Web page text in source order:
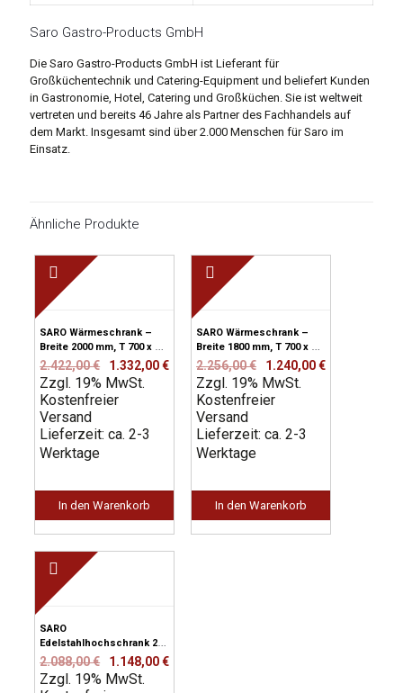
Saro Gastro-Products GmbH
Die Saro Gastro-Products GmbH ist Lieferant für
Großküchentechnik und Catering-Equipment und beliefert Kunden
in Gastronomie, Hotel, Catering und Großküchen. Sie ist weltweit
vertreten und bereits 46 Jahre als Partner des Fachhandels auf
dem Markt. Insgesamt sind über 2.000 Menschen für Saro im
Einsatz.
Ähnliche Produkte
SARO Wärmeschrank –
Breite 2000 mm, T 700 x H
850 mm
2.422,00€Ursprünglicher
Preis
war:
1.332,00€
Aktueller
Preis
ist:
Zzgl. 19% MwSt.
Kostenfreier
Versand
Lieferzeit: ca. 2-3
Werktage
In den Warenkorb
SARO Wärmeschrank –
Breite 1800 mm, T 700 x H
850 mm
2.256,00€Ursprünglicher
Preis
war:
1.240,00€
Aktueller
Preis
ist:
Zzgl. 19% MwSt.
Kostenfreier
Versand
Lieferzeit: ca. 2-3
Werktage
In den Warenkorb
SARO
Edelstahlhochschrank 2
Flügeltüren Breite
1000mm
2.088,00€Ursprünglicher
Preis
1.148,00€
Aktueller
Preis
Zzgl. 19% MwSt.